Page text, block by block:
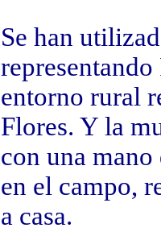
Se han
entorno rural
Flores. Y la
con una
en el campo,
a casa.